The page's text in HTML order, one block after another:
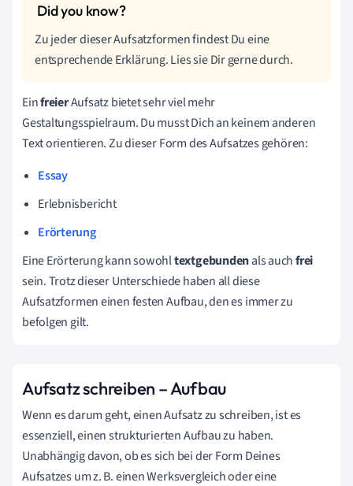
Zu jeder dieser Aufsatzformen findest Du eine
entsprechende Erklärung. Lies sie Dir gerne durch.
EinfreierAufsatz bietet sehr viel mehr
Gestaltungsspielraum. Du musst Dich an keinem anderen
Text orientieren. Zu dieser Form des Aufsatzes gehören:
Essay
Erlebnisbericht
Erörterung
Eine Erörterung kann sowohltextgebundenals auchfrei
sein. Trotz dieser Unterschiede haben all diese
Aufsatzformen einen festen Aufbau, den es immer zu
befolgen gilt.
Aufsatz schreiben – Aufbau
Wenn es darum geht, einen Aufsatz zu schreiben, ist es
essenziell, einen strukturierten Aufbau zu haben.
Unabhängig davon, ob es sich bei der Form Deines
Aufsatzes um z. B. einen Werksvergleich oder eine